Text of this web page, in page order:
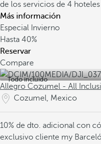
de los servicios de 4
Más información
Especial Invierno
Hasta 40%
Reservar
Compare
Todo incluido
Allegro Cozumel - All
Cozumel, Mexico
10% de dto. adicional con
exclusivo cliente my